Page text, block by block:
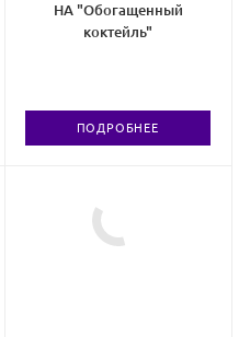
HA "Обогащенный
коктейль"
ПОДРОБНЕЕ